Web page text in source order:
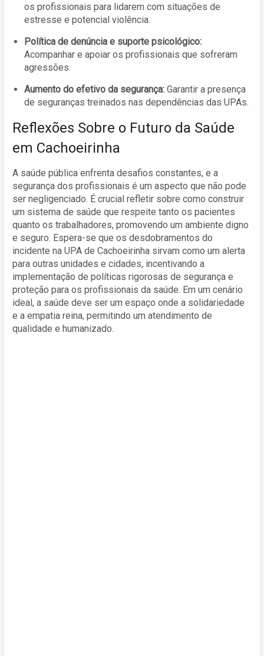
os profissionais para lidarem com situações de
estresse e potencial violência.
Política de denúncia e suporte psicológico:
Acompanhar e apoiar os profissionais que sofreram
agressões.
Aumento do efetivo da segurança: Garantir a presença
de seguranças treinados nas dependências das UPAs.
Reflexões Sobre o Futuro da Saúde
em Cachoeirinha
A saúde pública enfrenta desafios constantes, e a
segurança dos profissionais é um aspecto que não pode
ser negligenciado. É crucial refletir sobre como construir
um sistema de saúde que respeite tanto os pacientes
quanto os trabalhadores, promovendo um ambiente digno
e seguro. Espera-se que os desdobramentos do
incidente na UPA de Cachoeirinha sirvam como um alerta
para outras unidades e cidades, incentivando a
implementação de políticas rigorosas de segurança e
proteção para os profissionais da saúde. Em um cenário
ideal, a saúde deve ser um espaço onde a solidariedade
e a empatia reina, permitindo um atendimento de
qualidade e humanizado.